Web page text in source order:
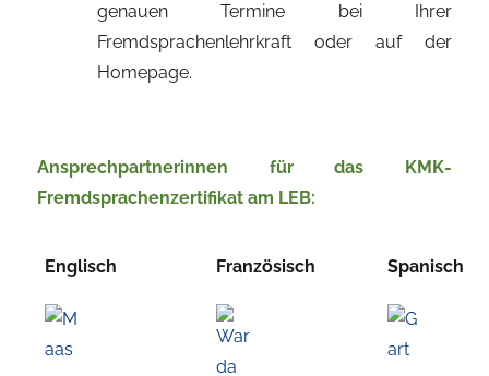
genauen Termine bei Ihrer
Fremdsprachenlehrkraft oder auf der
Homepage.
Ansprechpartnerinnen für das KMK-
Fremdsprachenzertifikat am LEB:
Englisch Französisch Spanisch